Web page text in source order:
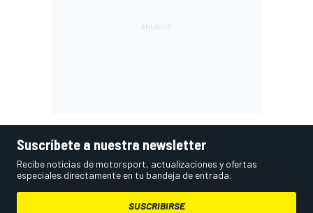
Suscríbete a nuestra newsletter
Recibe noticias de motorsport, actualizaciones y ofertas
especiales directamente en tu bandeja de entrada.
SUSCRIBIRSE